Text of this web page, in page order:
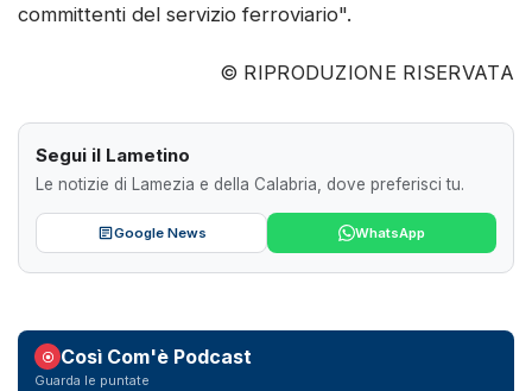
committenti del servizio ferroviario".
© RIPRODUZIONE RISERVATA
Segui il Lametino
Le notizie di Lamezia e della Calabria, dove preferisci tu.
Google News WhatsApp
Così Com'è Podcast
Guarda le puntate